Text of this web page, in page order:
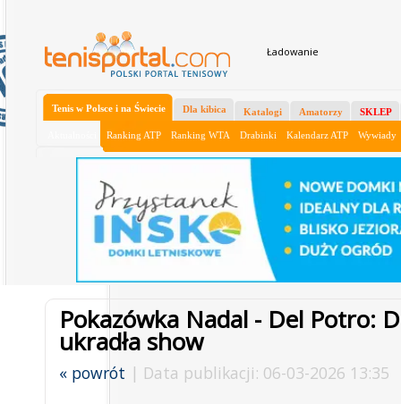
Ładowanie
Tenis w Polsce i na Świecie
Ranking ATP Ranking WTA Drabinki Kalendarz ATP Wywiady
Dla kibica Katalogi Amatorzy SKLEP
Pokazówka Nadal - Del Potro:
ukradła show
« powrót | Data publikacji: 06-03-2026 13:35